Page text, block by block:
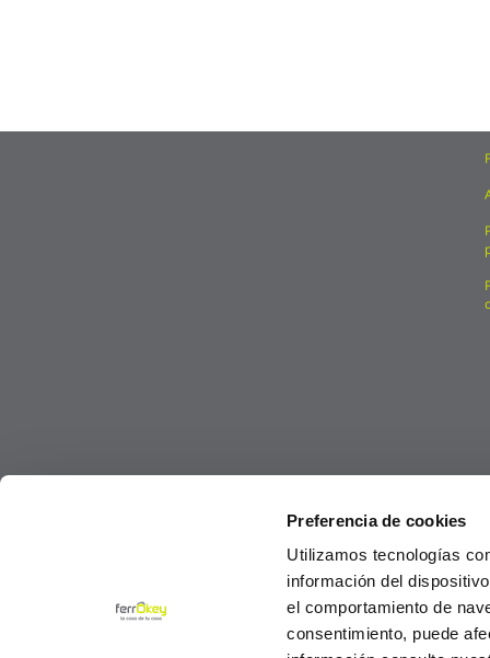
Preferencia de cookies
Utilizamos tecnologías
información del
el comportamiento de
consentimiento, puede